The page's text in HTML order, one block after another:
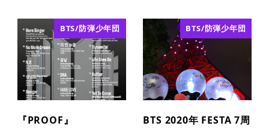
BTS/防弾少年団
『PROOF』
BTS/防弾少年団
BTS 2020年 FESTA 7周